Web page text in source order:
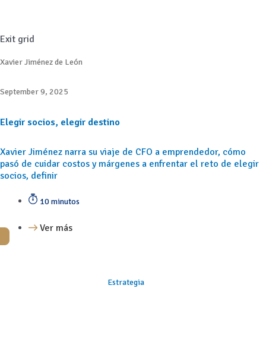
Exit grid
Xavier Jiménez de León
September 9, 2025
Elegir socios, elegir destino
Xavier Jiménez narra su viaje de CFO a emprendedor, cómo
pasó de cuidar costos y márgenes a enfrentar el reto de elegir
socios, definir
10 minutos
Ver más
Estrategia